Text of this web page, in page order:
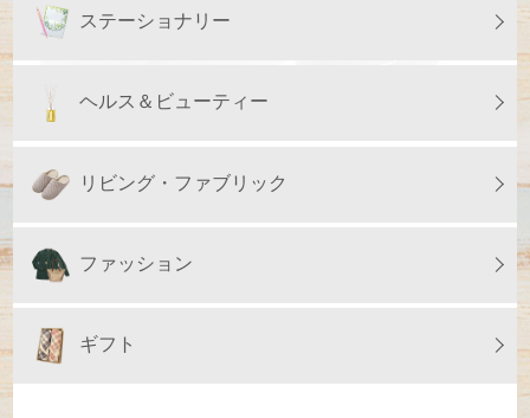
ステーショナリー
ヘルス＆ビューティー
リビング・ファブリック
ファッション
ギフト